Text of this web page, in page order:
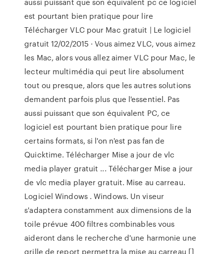
est pourtant bien pratique pour lire
Télécharger VLC pour Mac gratuit | Le logiciel
gratuit 12/02/2015 · Vous aimez VLC, vous aimez
les Mac, alors vous allez aimer VLC pour Mac, le
lecteur multimédia qui peut lire absolument
tout ou presque, alors que les autres solutions
demandent parfois plus que l'essentiel. Pas
aussi puissant que son équivalent PC, ce
logiciel est pourtant bien pratique pour lire
certains formats, si l'on n'est pas fan de
Quicktime. Télécharger Mise a jour de vlc
media player gratuit ... Télécharger Mise a jour
de vlc media player gratuit. Mise au carreau.
Logiciel Windows . Windows. Un viseur
s'adaptera constamment aux dimensions de la
toile prévue 400 filtres combinables vous
aideront dans le recherche d'une harmonie une
grille de report permettra la mise au carreau []